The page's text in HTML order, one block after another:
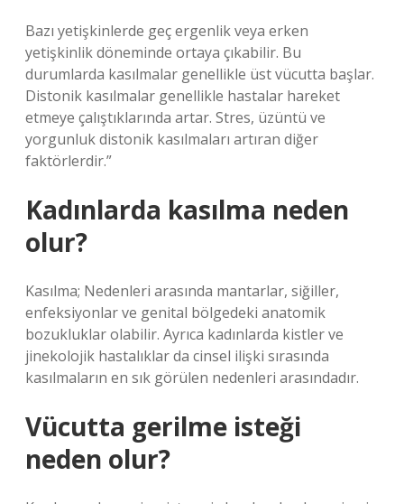
Bazı yetişkinlerde geç ergenlik veya erken
yetişkinlik döneminde ortaya çıkabilir. Bu
durumlarda kasılmalar genellikle üst vücutta başlar.
Distonik kasılmalar genellikle hastalar hareket
etmeye çalıştıklarında artar. Stres, üzüntü ve
yorgunluk distonik kasılmaları artıran diğer
faktörlerdir.”
Kadınlarda kasılma neden
olur?
Kasılma; Nedenleri arasında mantarlar, siğiller,
enfeksiyonlar ve genital bölgedeki anatomik
bozukluklar olabilir. Ayrıca kadınlarda kistler ve
jinekolojik hastalıklar da cinsel ilişki sırasında
kasılmaların en sık görülen nedenleri arasındadır.
Vücutta gerilme isteği
neden olur?